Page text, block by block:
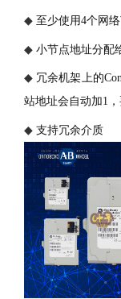
◆ 至少使用4个网
◆ 小节点地址分配
◆ 冗余机架上的
站地址会自动加1
◆ 支持冗余介质